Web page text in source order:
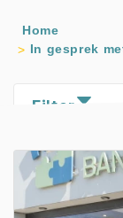
Home
In gesprek
Filter